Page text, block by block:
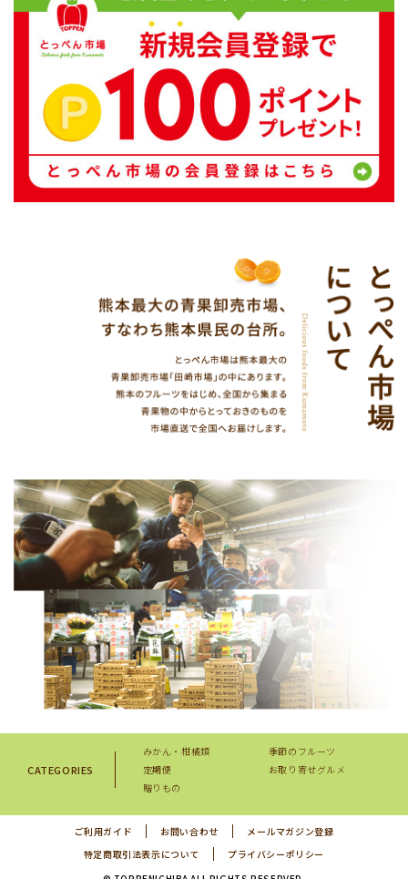
CATEGORIES
みかん・柑橘類
季節のフルーツ
定期便
お取り寄せグルメ
贈りもの
ご利用ガイド お問い合わせ
メールマガジン登録
特定商取引法表示について
プライバシーポリシー